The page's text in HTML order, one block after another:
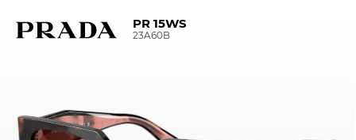
PR 15WS
23A60B